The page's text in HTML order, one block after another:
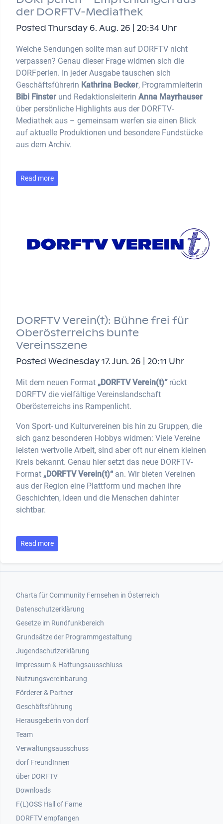
der DORFTV-Mediathek
Posted Thursday 6. Aug. 26 | 20:34 Uhr
Welche Sendungen sollte man auf DORFTV nicht
verpassen? Genau dieser Frage widmen sich die
DORFperlen. In jeder Ausgabe tauschen sich
Geschäftsführerin Kathrina Becker, Programmleiterin
Bibi Finster und Redaktionsleiterin Anna Mayrhauser
über persönliche Highlights aus der DORFTV-
Mediathek aus – gemeinsam werfen sie einen Blick
auf aktuelle Produktionen und besondere Fundstücke
aus dem Archiv.
Read more
DORFTV Verein(t): Bühne frei für
Oberösterreichs bunte
Vereinsszene
Posted Wednesday 17. Jun. 26 | 20:11 Uhr
Mit dem neuen Format „DORFTV Verein(t)“rückt
DORFTV die vielfältige Vereinslandschaft
Oberösterreichs ins Rampenlicht.
Von Sport- und Kulturvereinen bis hin zu Gruppen, die
sich ganz besonderen Hobbys widmen: Viele Vereine
leisten wertvolle Arbeit, sind aber oft nur einem kleinen
Kreis bekannt. Genau hier setzt das neue DORFTV-
Format „DORFTV Verein(t)“an. Wir bieten Vereinen
aus der Region eine Plattform und machen ihre
Geschichten, Ideen und die Menschen dahinter
sichtbar.
Read more
Footer 1
Charta für Community Fernsehen in Österreich
Datenschutzerklärung
Gesetze im Rundfunkbereich
Grundsätze der Programmgestaltung
Jugendschutzerklärung
Impressum & Haftungsausschluss
Nutzungsvereinbarung
Footer 2
Förderer & Partner
Geschäftsführung
Herausgeberin von dorf
Team
Verwaltungsausschuss
dorf FreundInnen
Footer 3
über DORFTV
Downloads
F(L)OSS Hall of Fame
Footer 4
DORFTV empfangen